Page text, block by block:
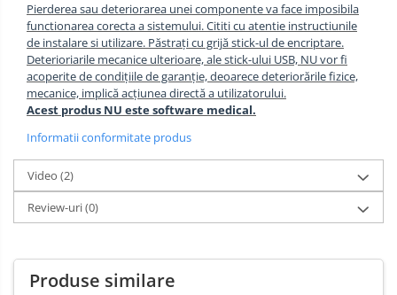
Pierderea sau deteriorarea unei componente va face imposibila
functionarea corecta a sistemului. Cititi cu atentie instructiunile
de instalare si utilizare. Păstrați cu grijă stick-ul de encriptare.
Deterioriarile mecanice ulterioare, ale stick-ului USB, NU vor fi
acoperite de condițiile de garanție, deoarece deteriorările fizice,
mecanice, implică acțiunea directă a utilizatorului.
Acest produs NU este software medical.
Informatii conformitate produs
Video (2)
Review-uri(0)
Produse similare